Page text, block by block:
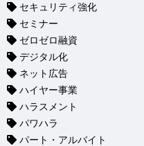
セキュリティ強化
セミナー
ゼロゼロ融資
デジタル化
ネット広告
ハイヤー事業
ハラスメント
パワハラ
パート・アルバイト